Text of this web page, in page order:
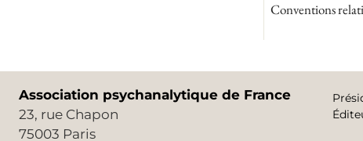
Conventions
Association psychanalytique de France
23, rue Chapon
75003 Paris